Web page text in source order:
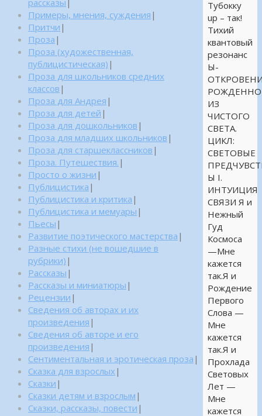
Тубокку
up – так!
Тихий
квантовый
резонанс
Ы-
ИЗ
ЧИСТОГО
СВЕТА.
ЦИКЛ:
СВЕТОВЫЕ
Ы I.
ИНТУИЦИЯ
СВЯЗИ Я и
Нежный
Гуд
Космоса
—Мне
кажется
так.Я и
Рождение
Первого
Слова —
Мне
кажется
так.Я и
Прохлада
Световых
Лет —
Мне
кажется
Примеры, мнения, суждения |
Притчи |
Проза |
Проза (художественная,
публицистическая) |
Проза для школьников средних
классов |
Проза для Андрея |
Проза для детей |
Проза для дошкольников |
Проза для младших школьников |
Проза для старшеклассников |
Проза. Путешествия. |
Просто о жизни |
Публицистика |
Публицистика и критика |
Публицистика и мемуары |
Пьесы |
Развитие поэтического мастерства |
Разные стихи (не вошедшие в
рубрики) |
Рассказы |
Рассказы и миниатюры |
Рецензии |
Сведения об авторах и их
произведения |
Сведения об авторе и его
произведения |
Сентиментальная и эротическая проза |
Сказка для взрослых |
Сказки |
Сказки детям и взрослым |
Сказки, рассказы, повести |